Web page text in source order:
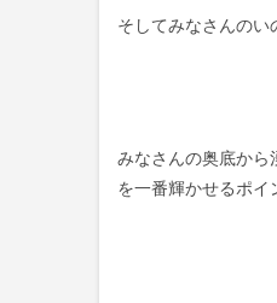
そしてみなさんのい
みなさんの奥底から
を一番輝かせるポイ